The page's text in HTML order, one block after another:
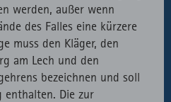
werden, außer wenn
des Falles eine kürzere
muss den Kläger, den
am Lech und den
bezeichnen und soll
enthalten. Die zur